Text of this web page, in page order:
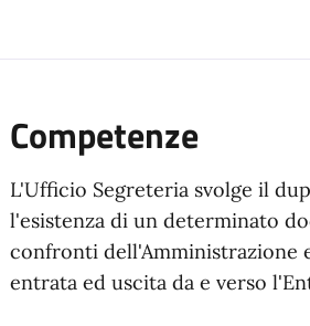
Competenze
L'Ufficio Segreteria svolge il
l'esistenza di un determinato
confronti dell'Amministrazione
entrata ed uscita da e verso